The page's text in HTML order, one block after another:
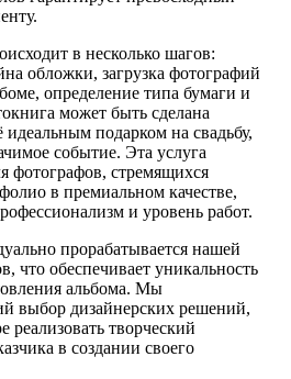
в несколько шагов:
обложки, загрузка фотографий
определение типа бумаги и
может быть сделана
идеальным подарком на свадьбу,
событие. Эта услуга
фотографов, стремящихся
в премиальном качестве,
и уровень работ.
прорабатывается нашей
что обеспечивает уникальность
альбома. Мы
выбор дизайнерских решений,
реализовать творческий
в создании своего